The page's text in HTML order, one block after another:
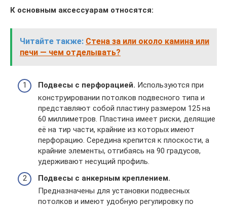
К основным аксессуарам относятся:
Читайте также: Стена за или около камина или
печи — чем отделывать?
Подвесы с перфорацией. Используются при
конструировании потолков подвесного типа и
представляют собой пластину размером 125 на
60 миллиметров. Пластина имеет риски, делящие
её на тир части, крайние из которых имеют
перфорацию. Середина крепится к плоскости, а
крайние элементы, отгибаясь на 90 градусов,
удерживают несущий профиль.
Подвесы с анкерным креплением.
Предназначены для установки подвесных
потолков и имеют удобную регулировку по